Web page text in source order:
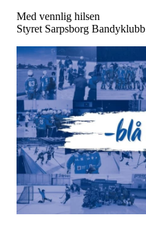
Med vennlig hilsen
Styret Sarpsborg Bandyklubb